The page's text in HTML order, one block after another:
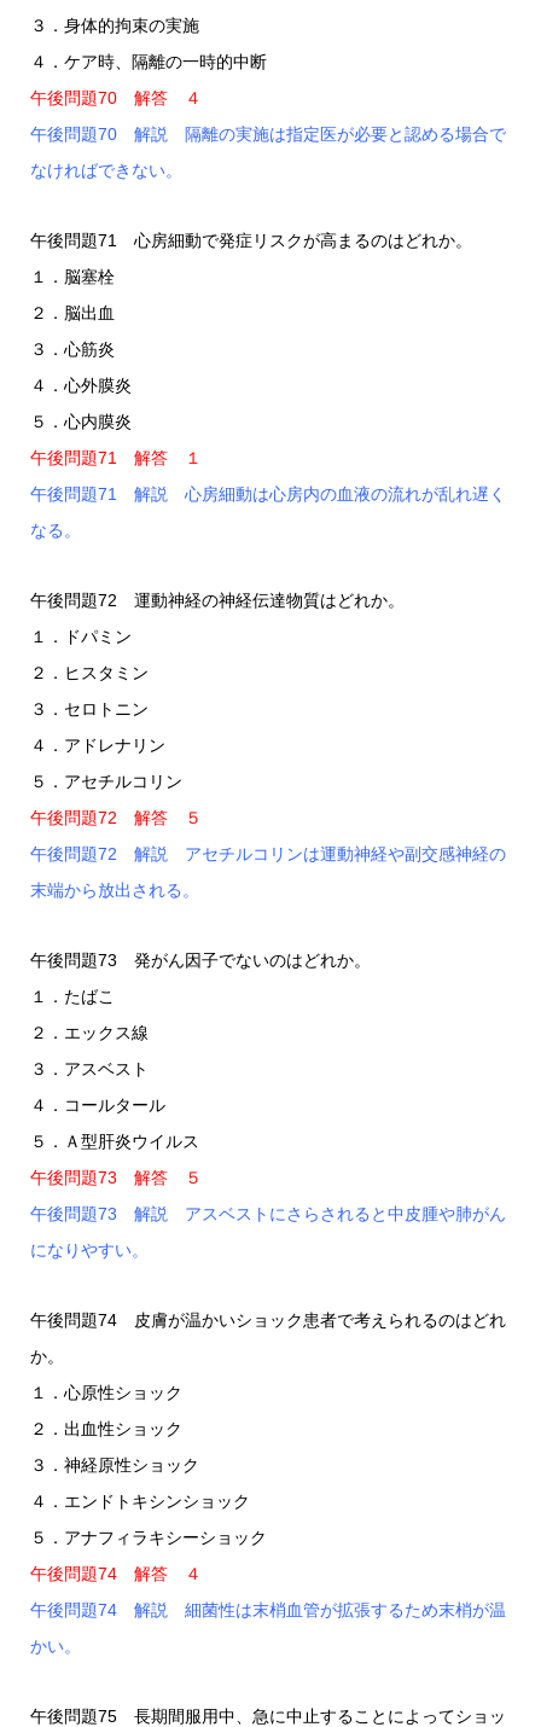
３．身体的拘束の実施
４．ケア時、隔離の一時的中断
午後問題70 解答 ４
午後問題70 解説 隔離の実施は指定医が必要と認める場合で
なければできない。
午後問題71 心房細動で発症リスクが高まるのはどれか。
１．脳塞栓
２．脳出血
３．心筋炎
４．心外膜炎
５．心内膜炎
午後問題71 解答 １
午後問題71 解説 心房細動は心房内の血液の流れが乱れ遅く
なる。
午後問題72 運動神経の神経伝達物質はどれか。
１．ドパミン
２．ヒスタミン
３．セロトニン
４．アドレナリン
５．アセチルコリン
午後問題72 解答 ５
午後問題72 解説 アセチルコリンは運動神経や副交感神経の
末端から放出される。
午後問題73 発がん因子でないのはどれか。
１．たばこ
２．エックス線
３．アスベスト
４．コールタール
５．Ａ型肝炎ウイルス
午後問題73 解答 ５
午後問題73 解説 アスベストにさらされると中皮腫や肺がん
になりやすい。
午後問題74 皮膚が温かいショック患者で考えられるのはどれ
か。
１．心原性ショック
２．出血性ショック
３．神経原性ショック
４．エンドトキシンショック
５．アナフィラキシーショック
午後問題74 解答 ４
午後問題74 解説 細菌性は末梢血管が拡張するため末梢が温
かい。
午後問題75 長期間服用中、急に中止することによってショッ